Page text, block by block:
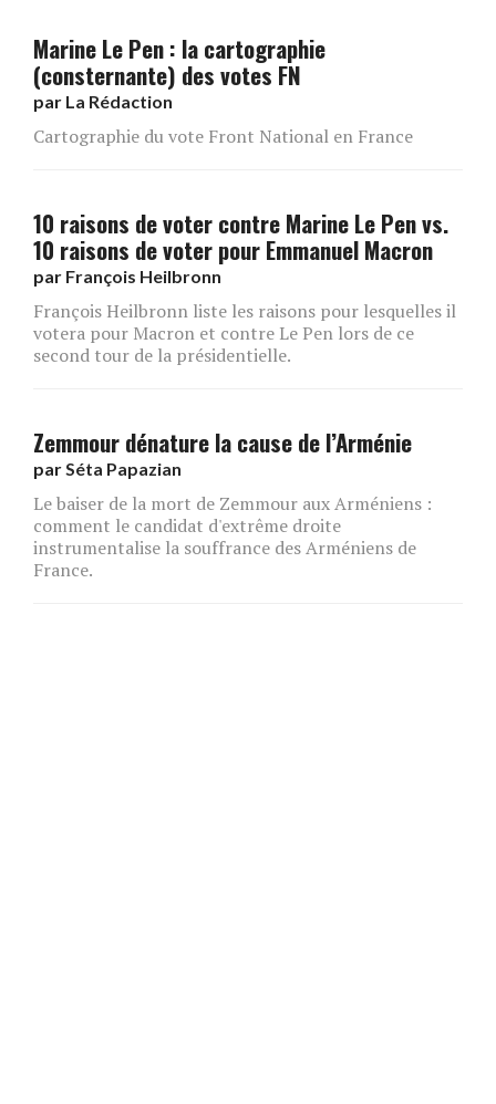
Marine Le Pen : la cartographie
(consternante) des votes FN
par La Rédaction
Cartographie du vote Front National en France
10 raisons de voter contre Marine Le Pen vs.
10 raisons de voter pour Emmanuel Macron
par François Heilbronn
François Heilbronn liste les raisons pour lesquelles il
votera pour Macron et contre Le Pen lors de ce
second tour de la présidentielle.
Zemmour dénature la cause de l’Arménie
par Séta Papazian
Le baiser de la mort de Zemmour aux Arméniens :
comment le candidat d'extrême droite
instrumentalise la souffrance des Arméniens de
France.